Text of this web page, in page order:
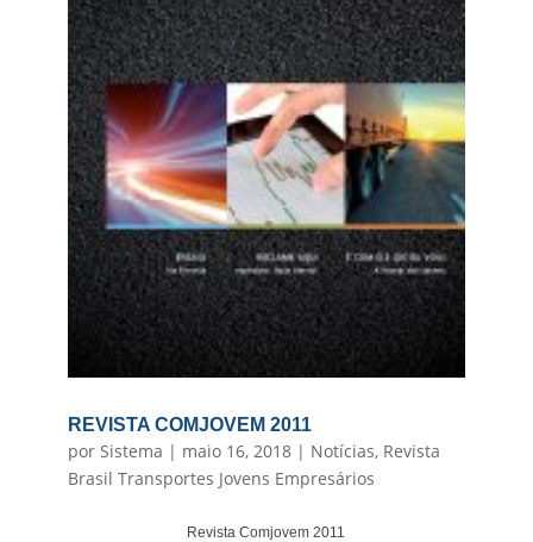
REVISTA COMJOVEM 2011
por Sistema | maio 16, 2018| Notícias, Revista
Brasil Transportes Jovens Empresários
Revista Comjovem 2011